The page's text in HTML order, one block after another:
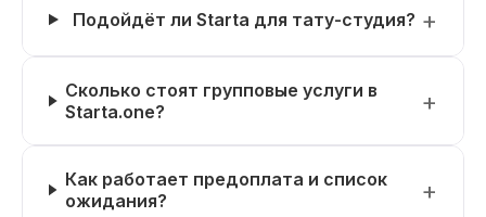
Подойдёт ли Starta для тату-студия?
Сколько стоят групповые услуги в
Starta.one?
Как работает предоплата и список
ожидания?